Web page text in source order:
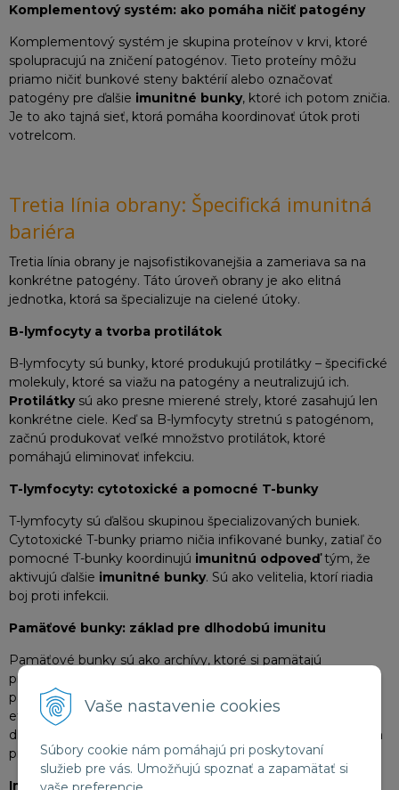
Vaše nastavenie cookies
Súbory cookie nám pomáhajú pri poskytovaní
služieb pre vás. Umožňujú spoznať a zapamätať si
Komplementový systém: ako pomáha ničiť patogény
Komplementový systém je skupina proteínov v krvi, ktoré
spolupracujú na zničení patogénov. Tieto proteíny môžu
priamo ničiť bunkové steny baktérií alebo označovať
patogény pre ďalšie imunitné bunky, ktoré ich potom zničia.
Je to ako tajná sieť, ktorá pomáha koordinovať útok proti
votrelcom.
Tretia línia obrany: Špecifická imunitná
bariéra
Tretia línia obrany je najsofistikovanejšia a zameriava sa na
konkrétne patogény. Táto úroveň obrany je ako elitná
jednotka, ktorá sa špecializuje na cielené útoky.
B-lymfocyty a tvorba protilátok
B-lymfocyty sú bunky, ktoré produkujú protilátky – špecifické
molekuly, ktoré sa viažu na patogény a neutralizujú ich.
Protilátkysú ako presne mierené strely, ktoré zasahujú len
konkrétne ciele. Keď sa B-lymfocyty stretnú s patogénom,
začnú produkovať veľké množstvo protilátok, ktoré
pomáhajú eliminovať infekciu.
T-lymfocyty: cytotoxické a pomocné T-bunky
T-lymfocyty sú ďalšou skupinou špecializovaných buniek.
Cytotoxické T-bunky priamo ničia infikované bunky, zatiaľ čo
pomocné T-bunky koordinujú imunitnú odpoveďtým, že
aktivujú ďalšie imunitné bunky. Sú ako velitelia, ktorí riadia
boj proti infekcii.
Pamäťové bunky: základ pre dlhodobú imunitu
Pamäťové bunky sú ako archívy, ktoré si pamätajú
predchádzajúce infekcie. Keď sa telo stretne s rovnakým
patogénom znova, tieto bunky umožňujú rýchlejšiu a
efektívnejšiuimunitnú odpoveď . Vďaka nim máme
dlhodobú imunitu voči niektorým chorobám, čo je základom
pre očkovanie.
Imunitný systémje fascinujúca a komplexná sieť, ktorá